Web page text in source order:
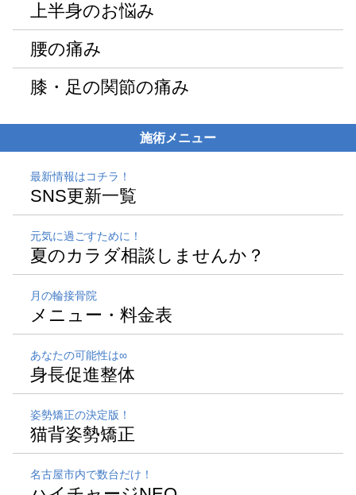
上半身のお悩み
腰の痛み
膝・足の関節の痛み
施術メニュー
最新情報はコチラ！
SNS更新一覧
元気に過ごすために！
夏のカラダ相談しませんか？
月の輪接骨院
メニュー・料金表
あなたの可能性は∞
身長促進整体
姿勢矯正の決定版！
猫背姿勢矯正
名古屋市内で数台だけ！